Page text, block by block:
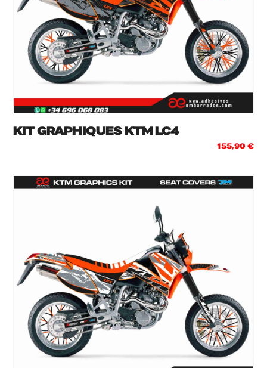
KIT GRAPHIQUES KTM LC4
155,90 €